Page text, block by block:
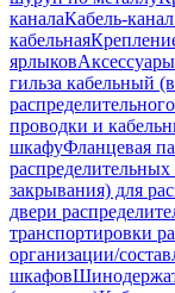
каналаКабель-
кабельная
ярлыков
гильза кабельный
проводки и
шкафуФланцевая
закрывания) для
двери
транспортировки
организации/
шкафов